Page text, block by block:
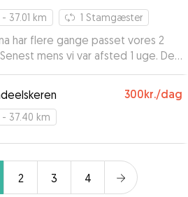
- 37.01 km 1 Stamgæster
har flere gange passet vores 2
mens vi var afsted 1 uge. De
super godt, og fået den pleje,
de hver især behøvede. Vi
ved at overlade både dyr og
og har fået løbende billeder og
som hundepasser i både kortere
tid!”
300kr./dag
- 37.40 km
2 3 4